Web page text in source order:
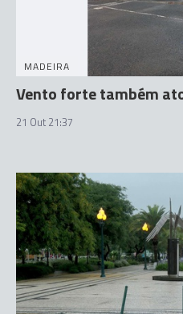
MADEIRA
Vento forte também
21 Out 21:37